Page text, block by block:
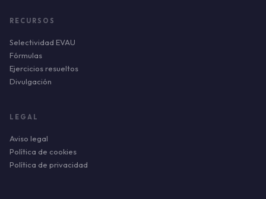
RECURSOS
Selectividad EVAU
Fórmulas
Ejercicios resueltos
Divulgación
LEGAL
Aviso legal
Política de cookies
Política de privacidad